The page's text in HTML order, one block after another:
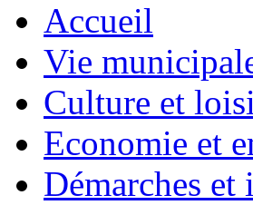
Accueil
Vie
Culture et
Economie et
Démarches